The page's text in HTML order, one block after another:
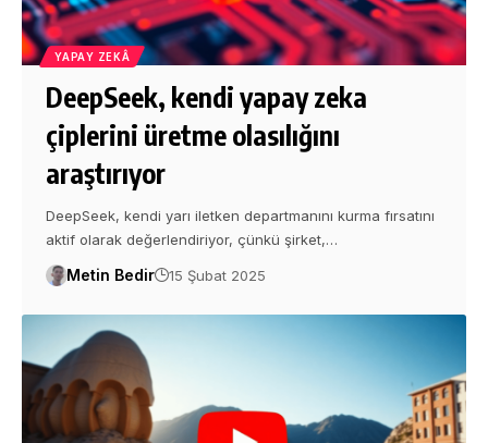
YAPAY ZEKÂ
DeepSeek, kendi yapay zeka
çiplerini üretme olasılığını
araştırıyor
DeepSeek, kendi yarı iletken departmanını kurma fırsatını
aktif olarak değerlendiriyor, çünkü şirket,…
Metin Bedir 15 Şubat 2025